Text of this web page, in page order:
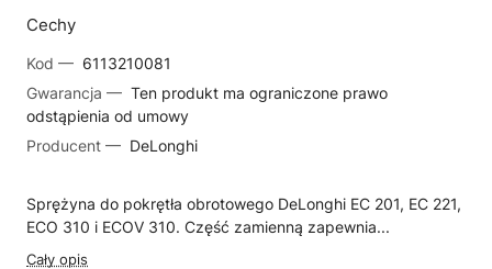
Cechy
Kod — 6113210081
Gwarancja — Ten produkt ma ograniczone prawo
odstąpienia od umowy
Producent — DeLonghi
Sprężyna do pokrętła obrotowego DeLonghi EC 201, EC 221,
ECO 310 i ECOV 310. Część zamienną zapewnia...
Cały opis